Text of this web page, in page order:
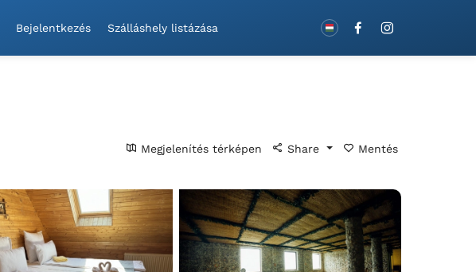
Bejelentkezés Szálláshely listázása
Megjelenítés térképen Share Mentés